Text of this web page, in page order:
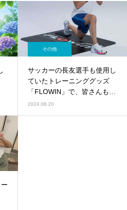
その他
サッカーの長友選手も使用し
ていたトレーニンググッズ
「FLOWIN」で、皆さんもト
レーニングしてみませんか？
2024.08.20